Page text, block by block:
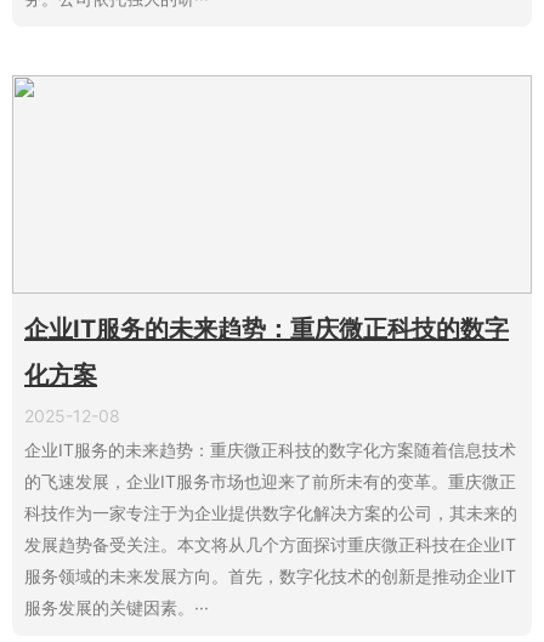
企业IT服务的未来趋势：重庆微正科技的数字
化方案
2025-12-08
企业IT服务的未来趋势：重庆微正科技的数字化方案随着信息技术
的飞速发展，企业IT服务市场也迎来了前所未有的变革。重庆微正
科技作为一家专注于为企业提供数字化解决方案的公司，其未来的
发展趋势备受关注。本文将从几个方面探讨重庆微正科技在企业IT
服务领域的未来发展方向。首先，数字化技术的创新是推动企业IT
服务发展的关键因素。···